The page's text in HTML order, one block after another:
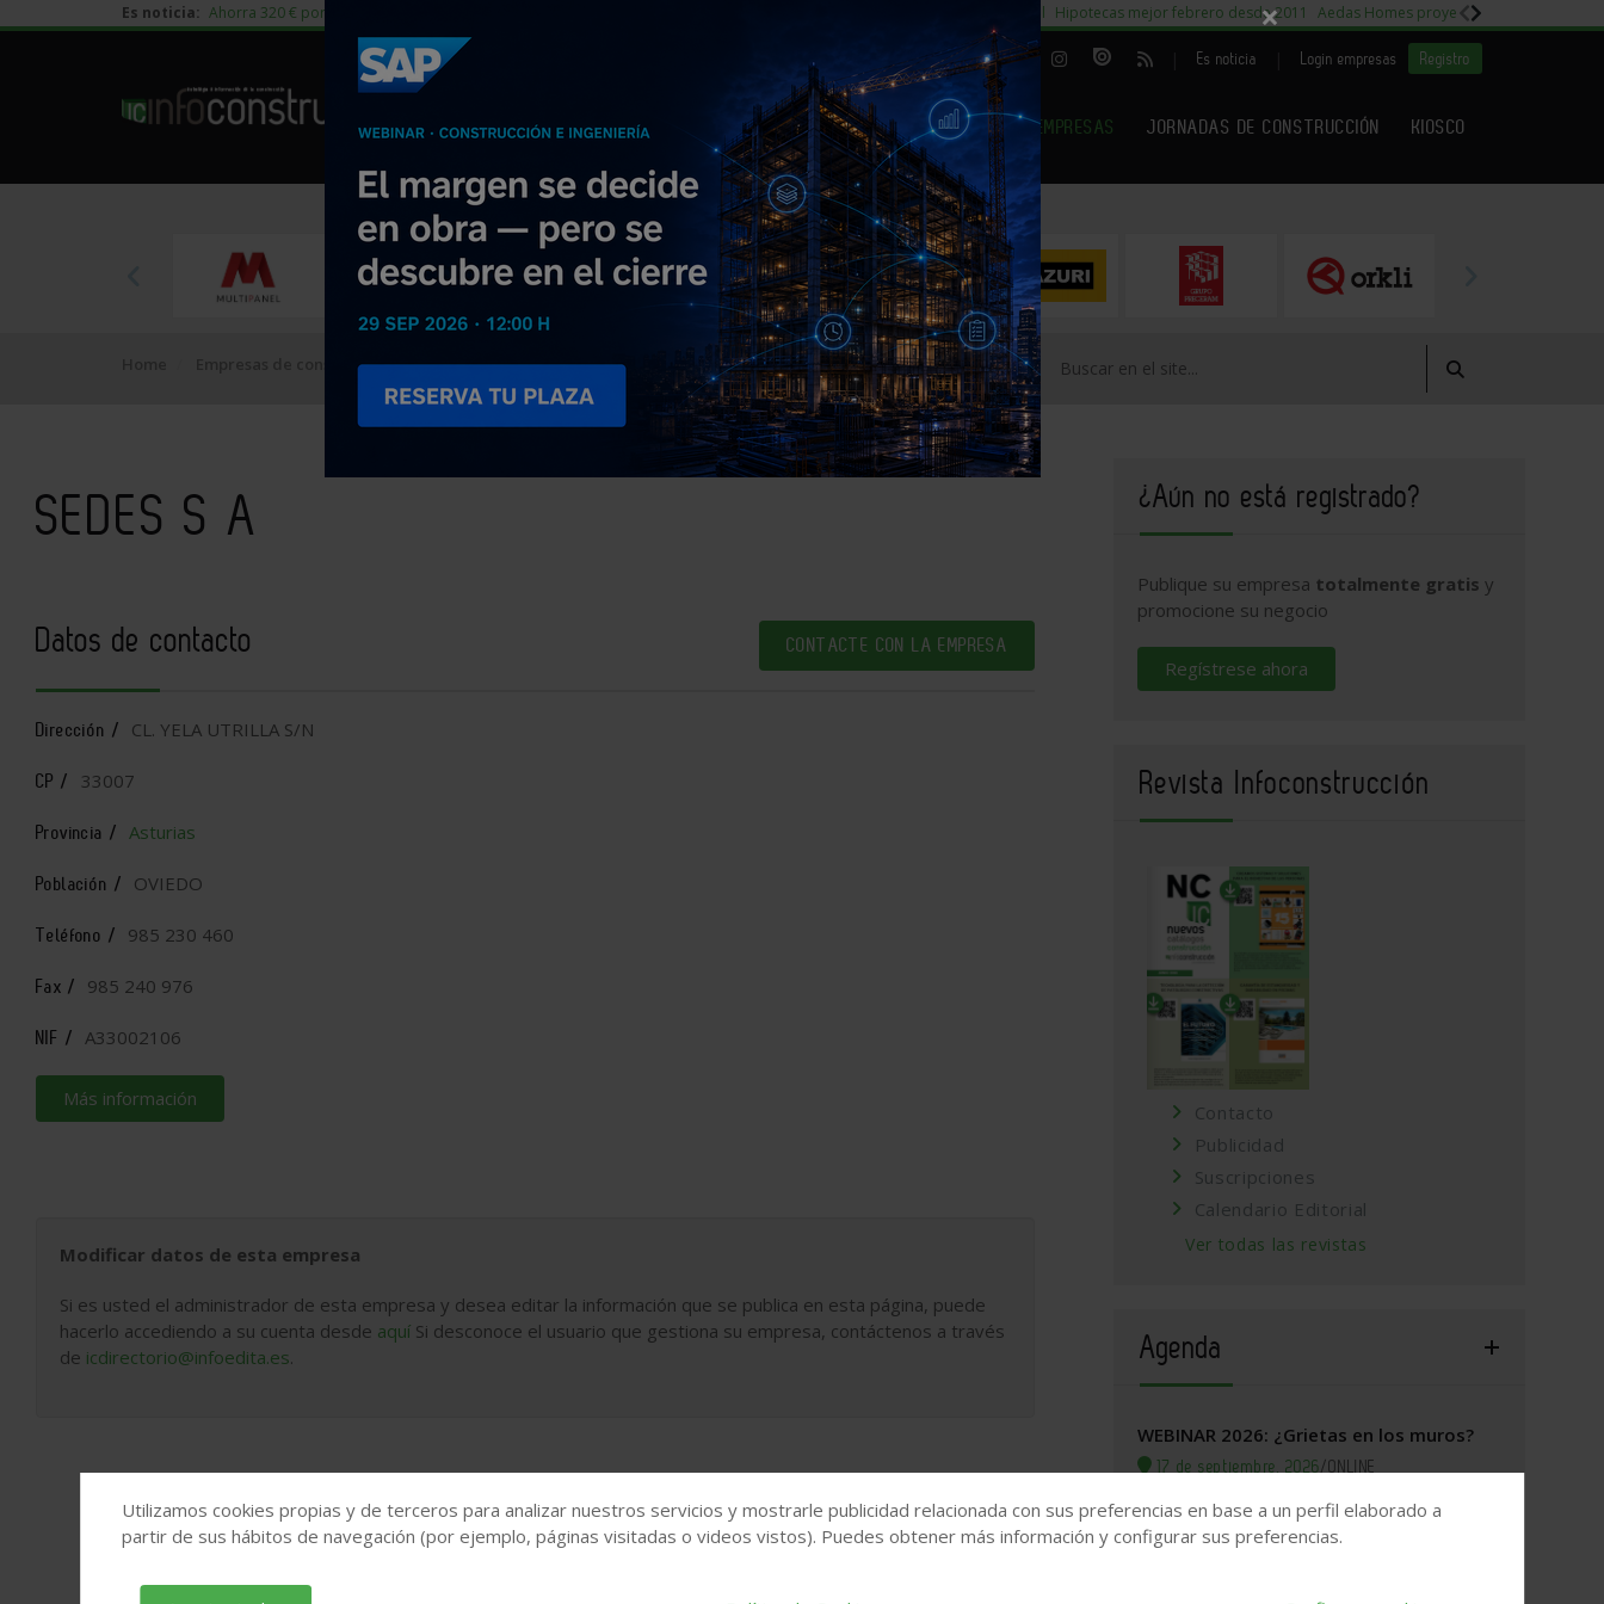
Es noticia: Ahorra 320 € por vivienda en edificación residencial 29% cambiar al alquiler temporal Hipotecas mejor febrero desde 2011 Aedas Homes proyecto Fiora
| Es noticia Login empresas Registro
NOTICIAS PRODUCTOS AGENDA ARTÍCULOS EMPRESAS JORNADAS DE CONSTRUCCIÓN KIOSCO
EMPRESAS PREMIUM
Empresas de construcción SEDES S A
SEDES S A
Datos de contacto CONTACTE CON LA EMPRESA
Dirección / CL. YELA UTRILLA S/N
CP / 33007
Provincia / Asturias
Población / OVIEDO
Teléfono / 985 230 460
Fax / 985 240 976
NIF / A33002106
Más información
Modificar datos de esta empresa
Si es usted el administrador de esta empresa y desea editar la información que se publica en esta página, puede
hacerlo accediendo a su cuenta desde aquí Si desconoce el usuario que gestiona su empresa, contáctenos a través
de icdirectorio@infoedita.es.
¿Aún no está registrado?
Publique su empresa totalmente gratis y
promocione su negocio
Regístrese ahora
Revista Infoconstrucción
Contacto
Publicidad
Suscripciones
Calendario Editorial
Ver todas las revistas
Agenda
WEBINAR 2026: ¿Grietas en los muros?
17 de septiembre, 2026/ONLINE
Valladolid, 2026. Jornada Arquitectura y
Construcción
Utilizamos cookies propias y de terceros para analizar nuestros servicios y mostrarle publicidad relacionada con sus preferencias en base a un perfil elaborado a
partir de sus hábitos de navegación (por ejemplo, páginas visitadas o videos vistos). Puedes obtener más información y configurar sus preferencias.
×